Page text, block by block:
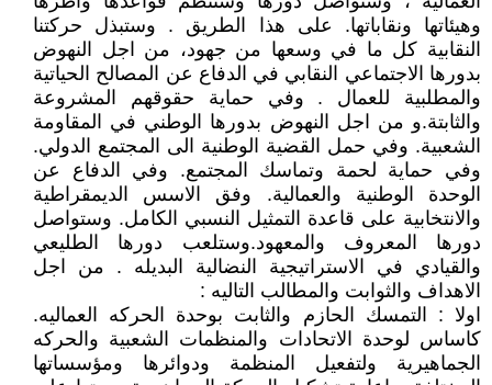
وهيئاتها ونقاباتها. على هذا الطريق . وستبذل حركتنا
النقابية كل ما في وسعها من جهود، من اجل النهوض
بدورها الاجتماعي النقابي في الدفاع عن المصالح الحياتية
والمطلبية للعمال . وفي حماية حقوقهم المشروعة
والثابتة.و من اجل النهوض بدورها الوطني في المقاومة
الشعبية. وفي حمل القضية الوطنية الى المجتمع الدولي.
وفي حماية لحمة وتماسك المجتمع. وفي الدفاع عن
الوحدة الوطنية والعمالية. وفق الاسس الديمقراطية
والانتخابية على قاعدة التمثيل النسبي الكامل. وستواصل
دورها المعروف والمعهود.وستلعب دورها الطليعي
والقيادي في الاستراتيجية النضالية البديله . من اجل
الاهداف والثوابت والمطالب التاليه :
اولا : التمسك الحازم والثابت بوحدة الحركه العماليه.
كاساس لوحدة الاتحادات والمنظمات الشعبية والحركه
الجماهيرية ولتفعيل المنظمة ودوائرها ومؤسساتها